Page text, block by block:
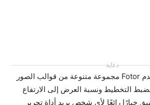
دعاية
بالإضافة إلى ذلك، يقدم Fotor مجموعة متنوعة من قوالب الصور
التخطيط ونسبة العرض إلى الارتفاع
خيارًا رائعًا لأي شخص يريد أداة تحرير